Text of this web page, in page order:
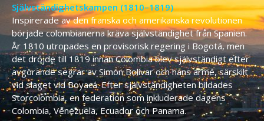
Självständighetskampen (1810–1819)
Inspirerade av den franska och amerikanska revolutionen
började colombianerna kräva självständighet från Spanien.
År 1810 utropades en provisorisk regering i Bogotá, men
det dröjde till 1819 innan Colombia blev självständigt efter
avgörande segrar av Simón Bolívar och hans armé, särskilt
vid slaget vid Boyacá. Efter självständigheten bildades
Storcolombia, en federation som inkluderade dagens
Colombia, Venezuela, Ecuador och Panama.